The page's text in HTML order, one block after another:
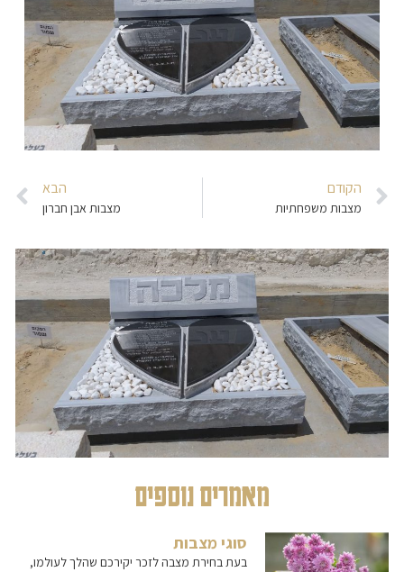
הקודם
מצבות משפחתיות
הבא
מצבות אבן חברון
מאמרים נוספים
סוגי מצבות
בעת בחירת מצבה לזכר יקירכם שהלך לעולמו,